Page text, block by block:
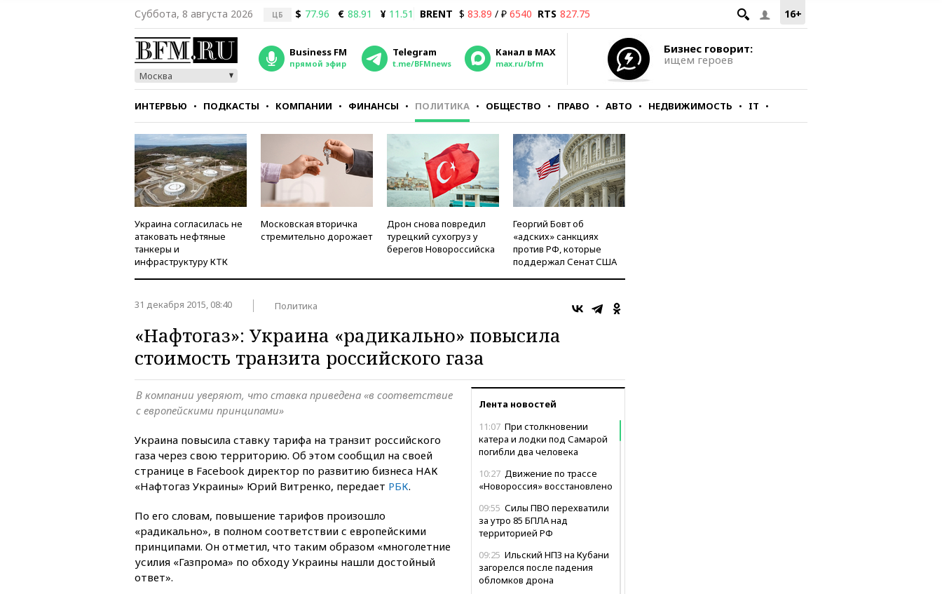
16+
Суббота, 8 августа 2026 ЦБ $ 77.96 € 88.91 ¥ 11.51 BRENT $ 83.89 / ₽ 6540 RTS 827.75
Москва
Business FM
прямой эфир
Telegram
t.me/BFMnews
Канал в MAX
max.ru/bfm
Бизнес говорит:
ищем героев
ИНТЕРВЬЮ ПОДКАСТЫ КОМПАНИИ ФИНАНСЫ ПОЛИТИКА ОБЩЕСТВО ПРАВО АВТО НЕДВИЖИМОСТЬ IT
СТИЛЬ ТЕСТЫ
Украина согласилась не
атаковать нефтяные
танкеры и
инфраструктуру КТК
Московская вторичка
стремительно дорожает
Дрон снова повредил
турецкий сухогруз у
берегов Новороссийска
Георгий Бовт об
«адских» санкциях
против РФ, которые
поддержал Сенат США
31 декабря 2015, 08:40 Политика
«Нафтогаз»: Украина «радикально» повысила
стоимость транзита российского газа
Лента новостей
11:07 При столкновении
катера и лодки под Самарой
погибли два человека
10:27 Движение по трассе
«Новороссия» восстановлено
09:55 Силы ПВО перехватили
за утро 85 БПЛА над
территорией РФ
09:25 Ильский НПЗ на Кубани
загорелся после падения
обломков дрона
В компании уверяют, что ставка приведена «в соответствие
с европейскими принципами»
Украина повысила ставку тарифа на транзит российского
газа через свою территорию. Об этом сообщил на своей
странице в Facebook директор по развитию бизнеса НАК
«Нафтогаз Украины» Юрий Витренко, передает РБК.
По его словам, повышение тарифов произошло
«радикально», в полном соответствии с европейскими
принципами. Он отметил, что таким образом «многолетние
усилия «Газпрома» по обходу Украины нашли достойный
ответ».